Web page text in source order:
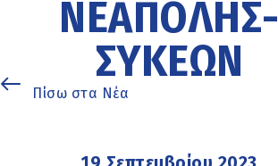
ΝΕΆΠΟΛΗΣ-
ΣΥΚΕΏΝ
Πίσω στα Νέα